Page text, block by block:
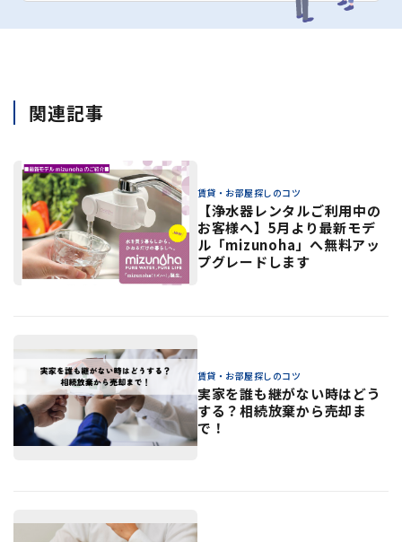
関連記事
賃貸・お部屋探しのコツ
【浄水器レンタルご利用中の
お客様へ】5月より最新モデ
ル「mizunoha」へ無料アッ
プグレードします
賃貸・お部屋探しのコツ
実家を誰も継がない時はどう
する？相続放棄から売却ま
で！